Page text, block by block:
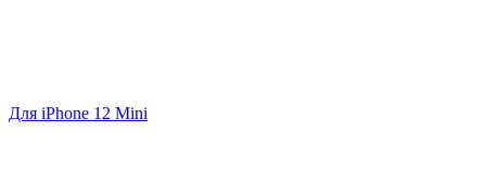
Для iPhone 12 Mini